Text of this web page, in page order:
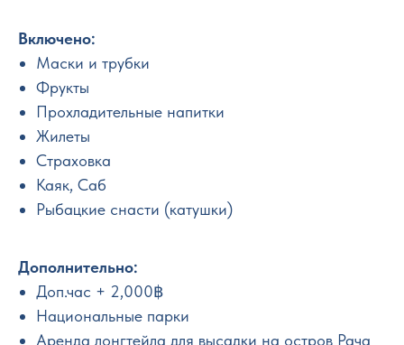
Включено:
Маски и трубки
Фрукты
Прохладительные напитки
Жилеты
Страховка
Каяк, Саб
Рыбацкие снасти (катушки)
Дополнительно:
Доп.час + 2,000฿
Национальные парки
Аренда лонгтейла для высадки на остров Рача